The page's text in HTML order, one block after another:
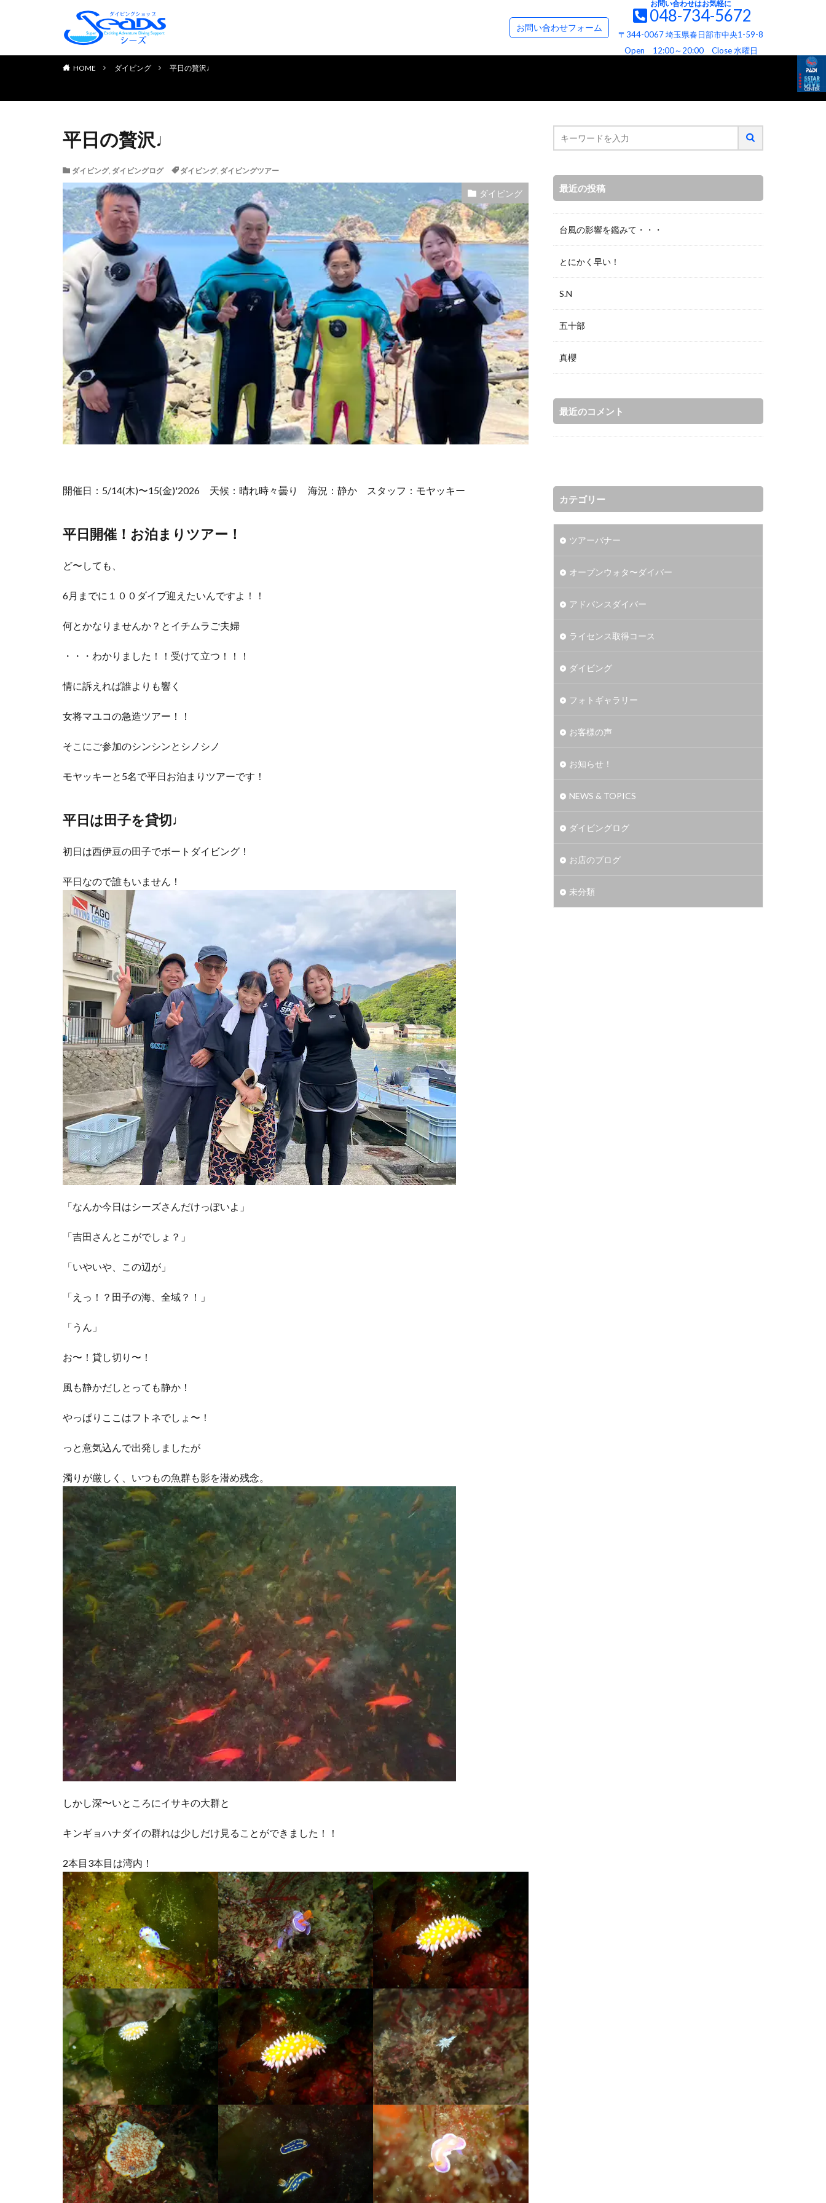
お問い合わせフォーム
お問い合わせはお気軽に
048-734-5672
〒344-0067 埼玉県春日部市中央1-59-8
Open 12:00～20:00 Close 水曜日
TOP PAGE SeaDsについて お問い合わせ＆資料請求フォーム
HOME ダイビング 平日の贅沢♩
平日の贅沢♩
ダイビング, ダイビングログ ダイビング, ダイビングツアー
ダイビング
開催日：5/14(木)〜15(金)'2026 天候：晴れ時々曇り 海況：静か スタッフ：モヤッキー
平日開催！お泊まりツアー！
ど〜しても、
6月までに１００ダイブ迎えたいんですよ！！
何とかなりませんか？とイチムラご夫婦
・・・わかりました！！受けて立つ！！！
情に訴えれば誰よりも響く
女将マユコの急造ツアー！！
そこにご参加のシンシンとシノシノ
モヤッキーと5名で平日お泊まりツアーです！
平日は田子を貸切♩
初日は西伊豆の田子でボートダイビング！
平日なので誰もいません！
「なんか今日はシーズさんだけっぽいよ」
「吉田さんとこがでしょ？」
「いやいや、この辺が」
「えっ！？田子の海、全域？！」
「うん」
お〜！貸し切り〜！
風も静かだしとっても静か！
やっぱりここはフトネでしょ〜！
っと意気込んで出発しましたが
濁りが厳しく、いつもの魚群も影を潜め残念。
しかし深〜いところにイサキの大群と
キンギョハナダイの群れは少しだけ見ることができました！！
2本目3本目は湾内！
最近の投稿
台風の影響を鑑みて・・・
とにかく早い！
S.N
五十部
真櫻
最近のコメント
カテゴリー
ツアーバナー
オープンウォタ〜ダイバー
アドバンスダイバー
ライセンス取得コース
ダイビング
フォトギャラリー
お客様の声
お知らせ！
NEWS & TOPICS
ダイビングログ
お店のブログ
未分類